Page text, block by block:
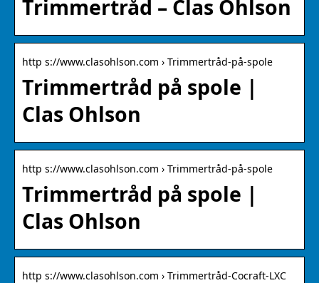
Trimmertråd – Clas Ohlson
http s://www.clasohlson.com › Trimmertråd-på-spole
Trimmertråd på spole |
Clas Ohlson
http s://www.clasohlson.com › Trimmertråd-på-spole
Trimmertråd på spole |
Clas Ohlson
http s://www.clasohlson.com › Trimmertråd-Cocraft-LXC